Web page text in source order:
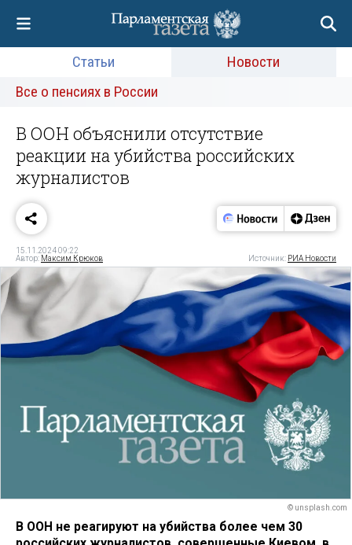
Статьи
Новости
Все о пенсиях в России
В ООН объяснили отсутствие
реакции на убийства российских
журналистов
15.11.2024 09:22
Автор: Максим Крюков Источник: РИА Новости
© unsplash.com
В ООН не реагируют на убийства более чем 30